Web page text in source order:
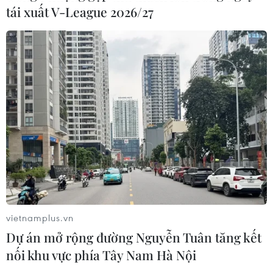
Đội tuyển Futsal Việt Nam giành
chiến thắng đậm tại giải đấu ở Thái
Lan
02/08/2026 22:40
Nhận định Việt Nam vs Indonesia:
Chờ kỳ tích ngay tại 'chảo lửa'
Pakansari
02/08/2026 14:04
HLV Kim Sang Sik: 'Tuyển Việt Nam
đặt mục tiêu giành 3 điểm ngay trên
sân Indonesia'
tái xuất V-League 2026/27
vietnamplus.vn
Dự án mở rộng đường Nguyễn Tuân tăng kết
nối khu vực phía Tây Nam Hà Nội